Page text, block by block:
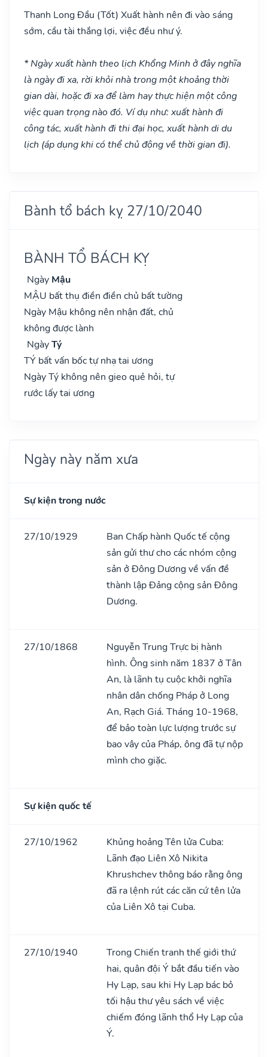
Thanh Long Đầu (Tốt) Xuất hành nên đi vào sáng
sớm, cầu tài thắng lợi, việc đều như ý.
* Ngày xuất hành theo lịch Khổng Minh ở đây nghĩa
là ngày đi xa, rời khỏi nhà trong một khoảng thời
gian dài, hoặc đi xa để làm hay thực hiện một công
việc quan trọng nào đó. Ví dụ như: xuất hành đi
công tác, xuất hành đi thi đại học, xuất hành di du
lịch (áp dụng khi có thể chủ động về thời gian đi).
Bành tổ bách kỵ 27/10/2040
BÀNH TỔ BÁCH KỴ
Ngày Mậu
MẬU bất thụ điền điền chủ bất tường
Ngày Mậu không nên nhận đất, chủ
không được lành
NgàyTý
TÝ bất vấn bốc tự nhạ tai ương
Ngày Tý không nên gieo quẻ hỏi, tự
rước lấy tai ương
Ngày này năm xưa
Sự kiện trong nước
27/10/1929
Ban Chấp hành Quốc tế cộng
sản gửi thư cho các nhóm cộng
sản ở Đông Dương về vấn đề
thành lập Đảng cộng sản Đông
Dương.
27/10/1868
Nguyễn Trung Trực bị hành
hình. Ông sinh năm 1837 ở Tân
An, là lãnh tụ cuộc khởi nghĩa
nhân dân chống Pháp ở Long
An, Rạch Giá. Tháng 10-1968,
để bảo toàn lực lượng trước sự
bao vây của Pháp, ông đã tự nộp
mình cho giặc.
Sự kiện quốc tế
27/10/1962
Khủng hoảng Tên lửa Cuba:
Lãnh đạo Liên Xô Nikita
Khrushchev thông báo rằng ông
đã ra lệnh rút các căn cứ tên lửa
của Liên Xô tại Cuba.
27/10/1940
Trong Chiến tranh thế giới thứ
hai, quân đội Ý bắt đầu tiến vào
Hy Lạp, sau khi Hy Lạp bác bỏ
tối hậu thư yêu sách về việc
chiếm đóng lãnh thổ Hy Lạp của
Ý.